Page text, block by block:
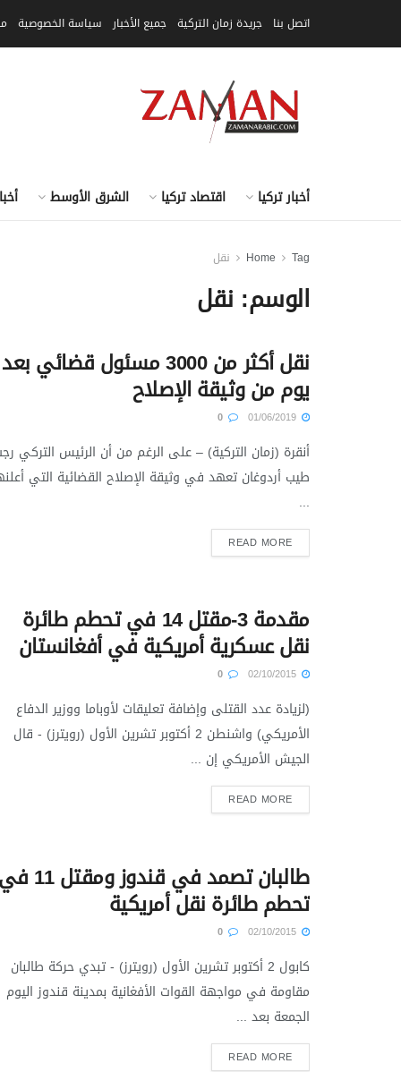
اتصل بنا جريدة زمان التركية جميع الأخبار سياسة الخصوصية
أخبار تركيا اقتصاد تركيا الشرق الأوسط
Home Tag نقل
الوسم: نقل
نقل أكثر من 3000 مسئول قضائي بعد
يوم من وثيقة الإصلاح
أنقرة (زمان التركية) – على الرغم من أن الرئيس التركي
طيب أردوغان تعهد في وثيقة الإصلاح القضائية التي
...
READ MORE
مقدمة 3-مقتل 14 في تحطم طائرة
نقل عسكرية أمريكية في أفغانستان
(لزيادة عدد القتلى وإضافة تعليقات لأوباما ووزير الدفاع
الأمريكي) واشنطن 2 أكتوبر تشرين الأول (رويترز) - قال
الجيش الأمريكي إن ...
READ MORE
طالبان تصمد في قندوز ومقتل 11 في
تحطم طائرة نقل أمريكية
كابول 2 أكتوبر تشرين الأول (رويترز) - تبدي حركة طالبان
مقاومة في مواجهة القوات الأفغانية بمدينة قندوز اليوم
الجمعة بعد ...
READ MORE